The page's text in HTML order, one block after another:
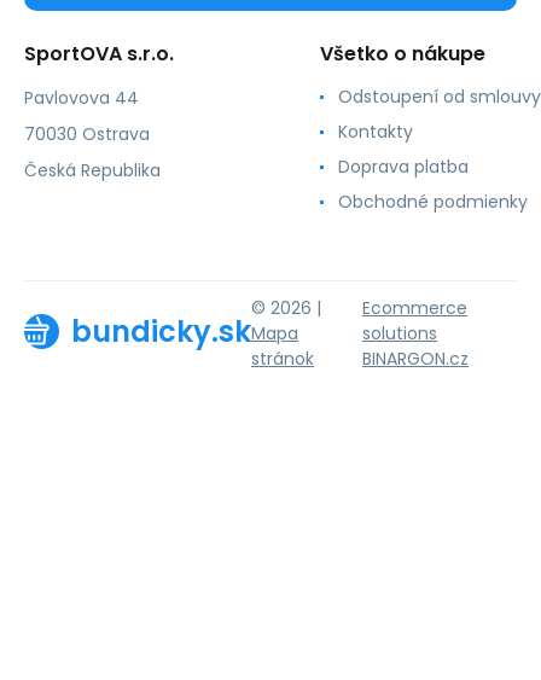
SportOVA s.r.o.
Pavlovova 44
70030 Ostrava
Česká Republika
Všetko o nákupe
Odstoupení od smlouvy
Kontakty
Doprava platba
Obchodné podmienky
bundicky.sk
© 2026 |
Mapa
stránok
Ecommerce
solutions
BINARGON.cz